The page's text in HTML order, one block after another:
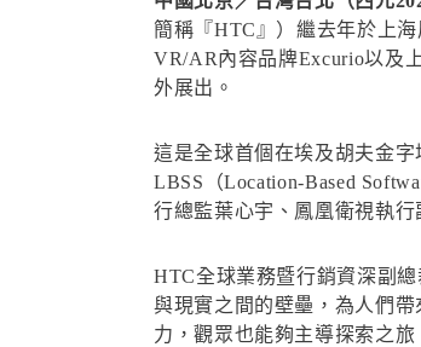
簡稱『HTC』）繼去年於上
VR/AR內容品牌Excurio以及
外展出。
這是全球首個在埃及胡夫金
LBSS（Location-Based
行總監葉心宇、鳳凰衛視執
HTC全球業務暨行銷資深副
與現實之間的壁壘，為人們
力，觀眾也能夠主導探索之